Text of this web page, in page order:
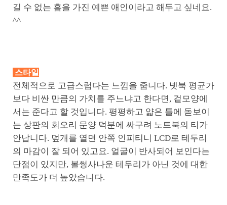
길 수 없는 흠을 가진 예쁜 애인이라고 해두고 싶네요.
^^
스타일
전체적으로 고급스럽다는 느낌을 줍니다. 넷북 평균가
보다 비싼 만큼의 가치를 주느냐고 한다면, 겉모양에
서는 준다고 할 것입니다. 평평하고 얇은 틀에 돋보이
는 상판의 회오리 문양 덕분에 싸구려 노트북의 티가
안납니다. 덮개를 열면 안쪽 인피티니 LCD로 테두리
의 마감이 잘 되어 있고요. 얼굴이 반사되어 보인다는
단점이 있지만, 볼썽사나운 테두리가 아닌 것에 대한
만족도가 더 높았습니다.